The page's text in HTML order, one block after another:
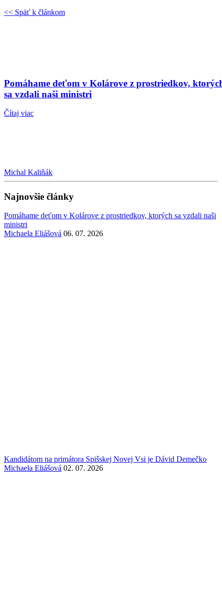
<< Späť k článkom
Pomáhame deťom v Kolárove z prostriedkov,
sa vzdali naši ministri
Čítaj viac
Michal Kaliňák
Najnovšie články
Pomáhame deťom v Kolárove z prostriedkov, ktorých sa vzdali naši
ministri
Michaela Eliášová 06. 07. 2026
Kandidátom na primátora Spišskej Novej Vsi je Dávid Demečko
Michaela Eliášová 02. 07. 2026